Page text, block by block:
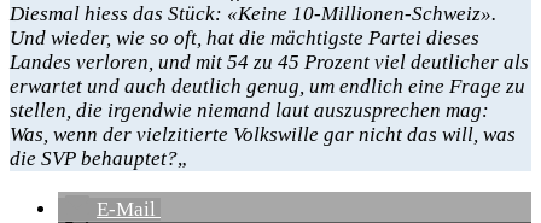
Diesmal hiess das Stück: «Keine 10-Millionen-Schweiz».
Und wieder, wie so oft, hat die mächtigste Partei dieses
Landes verloren, und mit 54 zu 45 Prozent viel deutlicher als
erwartet und auch deutlich genug, um endlich eine Frage zu
stellen, die irgendwie niemand laut auszusprechen mag:
Was, wenn der vielzitierte Volkswille gar nicht das will, was
die SVP behauptet?„
E-Mail